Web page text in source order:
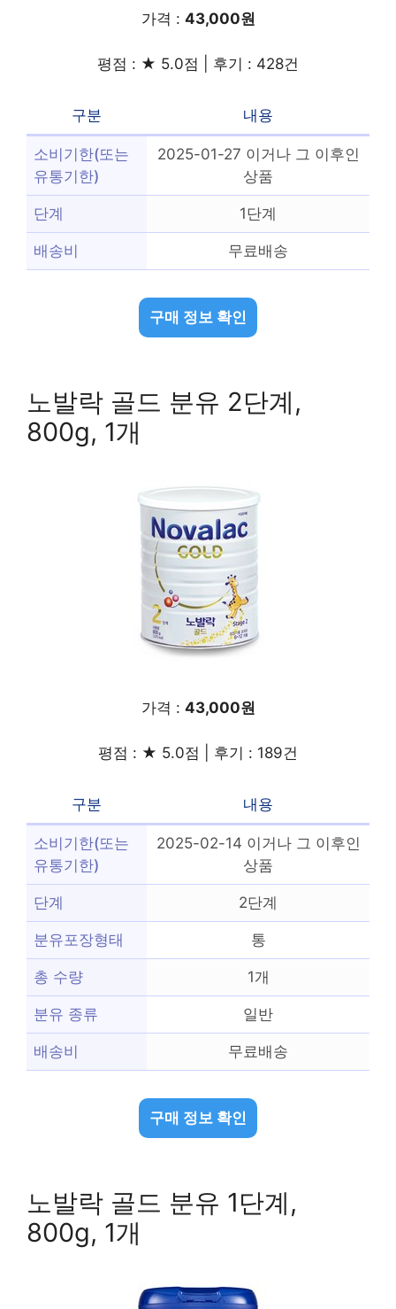
가격 : 43,000원
평점 : ★ 5.0점 | 후기 : 428건
구분 내용
소비기한(또는
유통기한)
2025-01-27 이거나 그 이후인
상품
단계 1단계
배송비 무료배송
구매 정보 확인
노발락 골드 분유 2단계,
800g, 1개
가격 : 43,000원
평점 : ★ 5.0점 | 후기 : 189건
구분 내용
소비기한(또는
유통기한)
2025-02-14 이거나 그 이후인
상품
단계 2단계
분유포장형태 통
총 수량 1개
분유 종류 일반
배송비 무료배송
구매 정보 확인
노발락 골드 분유 1단계,
800g, 1개